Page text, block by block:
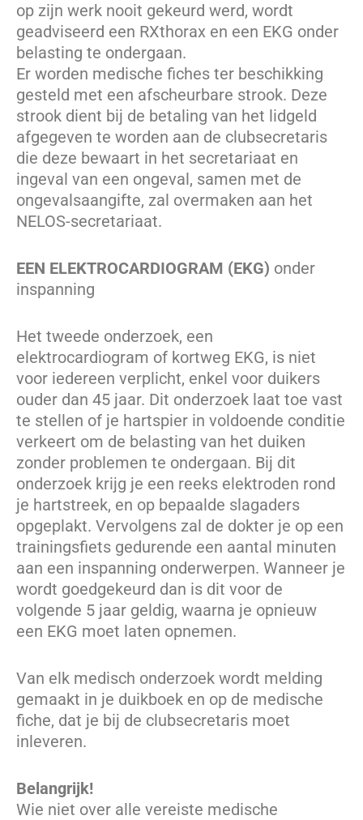
op zijn werk nooit gekeurd werd, wordt
geadviseerd een RXthorax en een EKG onder
belasting te ondergaan.
Er worden medische fiches ter beschikking
gesteld met een afscheurbare strook. Deze
strook dient bij de betaling van het lidgeld
afgegeven te worden aan de clubsecretaris
die deze bewaart in het secretariaat en
ingeval van een ongeval, samen met de
ongevalsaangifte, zal overmaken aan het
NELOS-secretariaat.
EEN ELEKTROCARDIOGRAM (EKG) onder
inspanning
Het tweede onderzoek, een
elektrocardiogram of kortweg EKG, is niet
voor iedereen verplicht, enkel voor duikers
ouder dan 45 jaar. Dit onderzoek laat toe vast
te stellen of je hartspier in voldoende conditie
verkeert om de belasting van het duiken
zonder problemen te ondergaan. Bij dit
onderzoek krijg je een reeks elektroden rond
je hartstreek, en op bepaalde slagaders
opgeplakt. Vervolgens zal de dokter je op een
trainingsfiets gedurende een aantal minuten
aan een inspanning onderwerpen. Wanneer je
wordt goedgekeurd dan is dit voor de
volgende 5 jaar geldig, waarna je opnieuw
een EKG moet laten opnemen.
Van elk medisch onderzoek wordt melding
gemaakt in je duikboek en op de medische
fiche, dat je bij de clubsecretaris moet
inleveren.
Belangrijk!
Wie niet over alle vereiste medische